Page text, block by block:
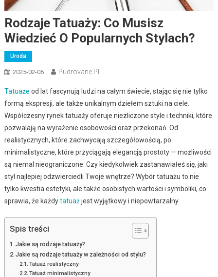
Rodzaje Tatuaży: Co Musisz
Wiedzieć O Popularnych Stylach?
Uroda
2025-02-06 Pudrovane.pl
Tatuaże od lat fascynują ludzi na całym świecie, stając się nie tylko
formą ekspresji, ale także unikalnym dziełem sztuki na ciele.
Współczesny rynek tatuaży oferuje niezliczone style i techniki, które
pozwalają na wyrażenie osobowości oraz przekonań. Od
realistycznych, które zachwycają szczegółowością, po
minimalistyczne, które przyciągają elegancją prostoty — możliwości
są niemal nieograniczone. Czy kiedykolwiek zastanawiałeś się, jaki
styl najlepiej odzwierciedli Twoje wnętrze? Wybór tatuażu to nie
tylko kwestia estetyki, ale także osobistych wartości i symboliki, co
sprawia, że każdytatuażjest wyjątkowy i niepowtarzalny.
Spis treści
Jakie są rodzaje tatuaży?
Jakie są rodzaje tatuaży w zależności od stylu?
Tatuaż realistyczny
Tatuaż minimalistyczny